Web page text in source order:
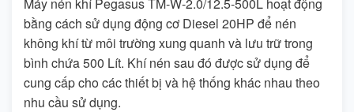
bằng cách sử dụng động cơ Diesel 20HP để nén
không khí từ môi trường xung quanh và lưu trữ trong
bình chứa 500 Lít. Khí nén sau đó được sử dụng để
cung cấp cho các thiết bị và hệ thống khác nhau theo
nhu cầu sử dụng.